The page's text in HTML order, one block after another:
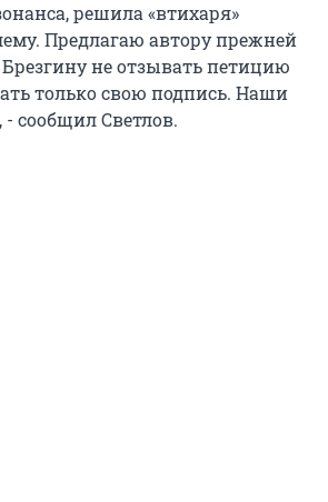
решила «втихаря»
Предлагаю автору прежней
не отзывать петицию
только свою подпись. Наши
- сообщил Светлов.